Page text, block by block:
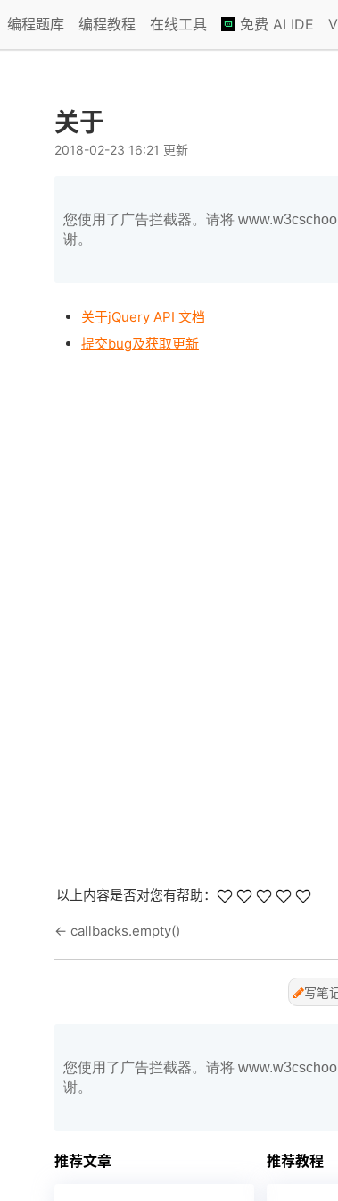
编程题库 编程教程 在线工具 免费 AI IDE
关于
2018-02-23 16:21 更新
您使用了广告拦截器。请将
谢。
关于jQuery API 文档
提交bug及获取更新
以上内容是否对您有帮助：
← callbacks.empty()
写笔
您使用了广告拦截器。请将
谢。
推荐文章 推荐教程